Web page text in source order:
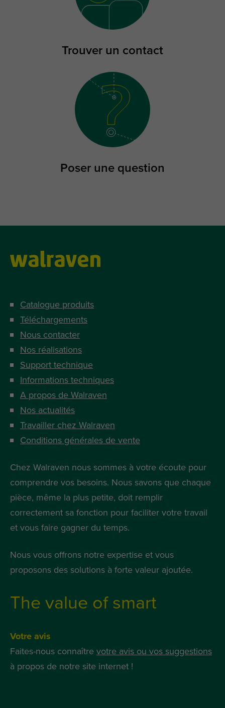
Trouver un contact
Poser une question
Catalogue produits
Téléchargements
Nous contacter
Nos réalisations
Support technique
Informations techniques
A propos de Walraven
Nos actualités
Travailler chez Walraven
Conditions générales de vente
Chez Walraven nous sommes à votre écoute pour
comprendre vos besoins. Nous savons que chaque
pièce, même la plus petite, doit remplir
correctement sa fonction pour faciliter votre travail
et vous faire gagner du temps.
Nous vous offrons notre expertise et vous
proposons des solutions à forte valeur ajoutée.
The value of smart
Votre avis
Faites-nous connaître votre avis ou vos suggestions
à propos de notre site internet !